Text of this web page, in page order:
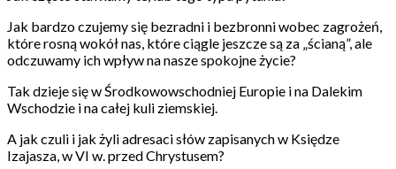
Jak bardzo czujemy się bezradni i bezbronni wobec zagrożeń,
które rosną wokół nas, które ciągle jeszcze są za „ścianą”, ale
odczuwamy ich wpływ na nasze spokojne życie?
Tak dzieje się w Środkowowschodniej Europie i na Dalekim
Wschodzie i na całej kuli ziemskiej.
A jak czuli i jak żyli adresaci słów zapisanych w Księdze
Izajasza, w VI w. przed Chrystusem?